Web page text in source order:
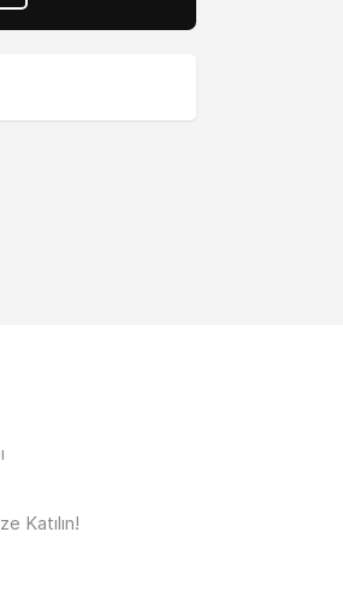
Katılın!